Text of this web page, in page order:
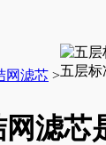
网滤芯 >五层
滤芯